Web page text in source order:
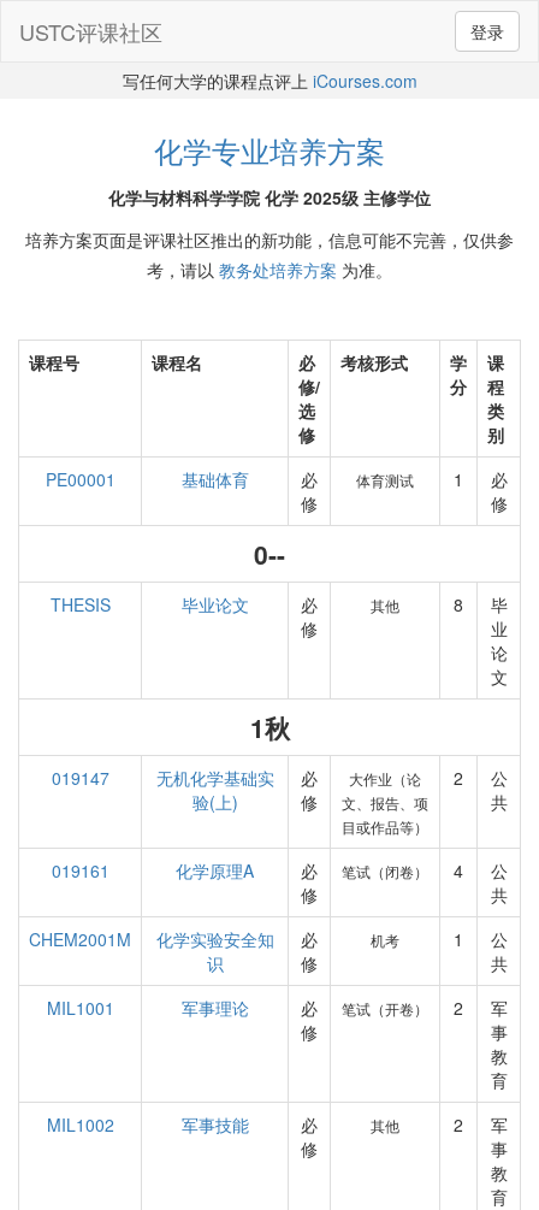
登录
USTC评课社区
写任何大学的课程点评上 iCourses.com
化学专业培养方案
化学与材料科学学院 化学 2025级 主修学位
培养方案页面是评课社区推出的新功能，信息可能不完善，仅供参
考，请以 教务处培养方案 为准。
课程号 课程名
必
修/
选
修
考核形式
学
分
课
程
类
别
PE00001
基础体育
必
修
体育测试 1
必
修
0--
THESIS 毕业论文
必
修
其他 8
毕
业
论
文
1秋
019147
无机化学基础实
验(上)
必
修
大作业（论
文、报告、项
目或作品等）
2
公
共
019161 化学原理A
必
修
笔试（闭卷） 4
公
共
CHEM2001M
化学实验安全知
识
必
修
机考 1
公
共
MIL1001
军事理论
必
修
笔试（开卷） 2
军
事
教
育
MIL1002
军事技能
必
修
其他 2
军
事
教
育